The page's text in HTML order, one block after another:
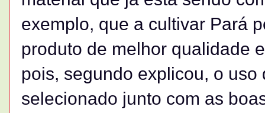
exemplo, que a cultivar Pará
produto de melhor qualidade
pois, segundo explicou, o
selecionado junto com as